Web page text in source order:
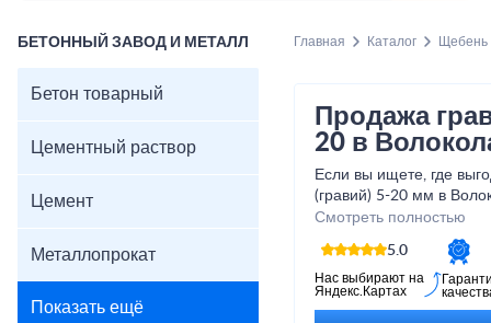
БЕТОННЫЙ ЗАВОД И МЕТАЛЛ
Бетон товарный
Цементный раствор
Цемент
Металлопрокат
Показать ещё
Главная Каталог Щебень
Продажа
20 в
Если вы ищете, где
(гравий) 5-20 мм в
крупного поставщика
материалов –
Мы реализуем щебень
известняковый
розницу напрямую из
Смотреть полностью
5.0
Нас выбирают на
Яндекс.Картах